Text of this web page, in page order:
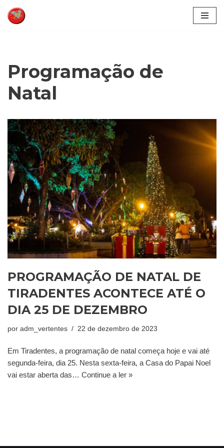
Pular
Programação de
Natal
PROGRAMAÇÃO DE NATAL DE
TIRADENTES ACONTECE ATÉ O
DIA 25 DE DEZEMBRO
por adm_vertentes 22 de dezembro de 2023
Em Tiradentes, a programação de natal começa hoje e vai até
segunda-feira, dia 25. Nesta sexta-feira, a Casa do Papai Noel
vai estar aberta das… Continue a ler »